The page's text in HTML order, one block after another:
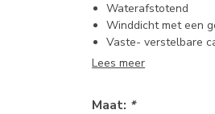
Waterafstotend
Winddicht met een
Vaste- verstelbare
Lees meer
Maat: *